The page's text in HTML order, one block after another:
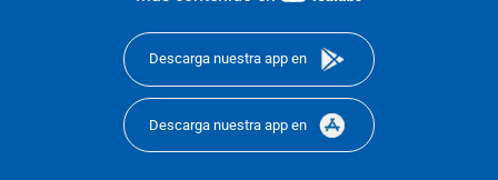
Descarga nuestra app en
Descarga nuestra app en